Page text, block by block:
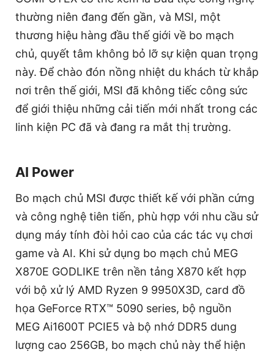
thường niên đang đến gần, và MSI, một
thương hiệu hàng đầu thế giới về bo mạch
chủ, quyết tâm không bỏ lỡ sự kiện quan trọng
này. Để chào đón nồng nhiệt du khách từ khắp
nơi trên thế giới, MSI đã không tiếc công sức
để giới thiệu những cải tiến mới nhất trong các
linh kiện PC đã và đang ra mắt thị trường.
AI Power
Bo mạch chủ MSI được thiết kế với phần cứng
và công nghệ tiên tiến, phù hợp với nhu cầu sử
dụng máy tính đòi hỏi cao của các tác vụ chơi
game và AI. Khi sử dụng bo mạch chủ MEG
X870E GODLIKE trên nền tảng X870 kết hợp
với bộ xử lý AMD Ryzen 9 9950X3D, card đồ
họa GeForce RTX™ 5090 series, bộ nguồn
MEG Ai1600T PCIE5 và bộ nhớ DDR5 dung
lượng cao 256GB, bo mạch chủ này thể hiện